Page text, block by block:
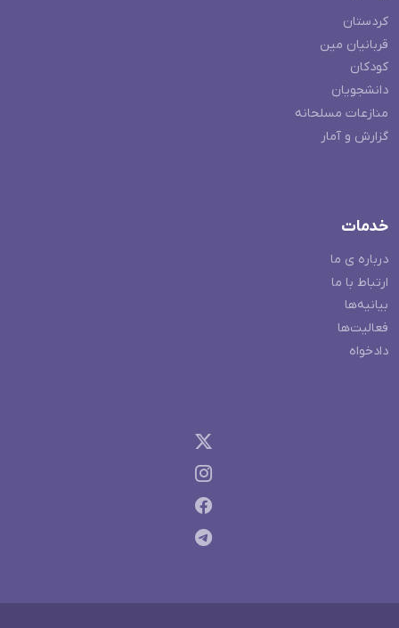
کردستان
قربانیان مین
کودکان
دانشجویان
منازعات مسلحانه
گزارش و آمار
خدمات
درباره ی ما
ارتباط با ما
بیانیه‌ها
فعالیت‌ها
دادخواه